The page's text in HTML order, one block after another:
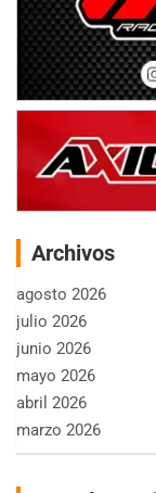
Archivos
agosto 2026
julio 2026
junio 2026
mayo 2026
abril 2026
marzo 2026